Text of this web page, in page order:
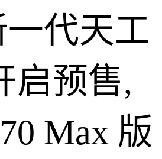
代天工
启预售,
Max 版